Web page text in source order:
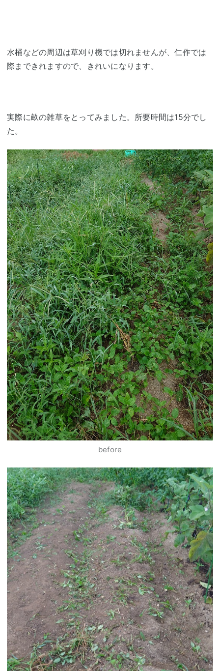
水桶などの周辺は草刈り機では切れませんが、仁作では
際まできれますので、きれいになります。
実際に畝の雑草をとってみました。所要時間は15分でし
た。
before